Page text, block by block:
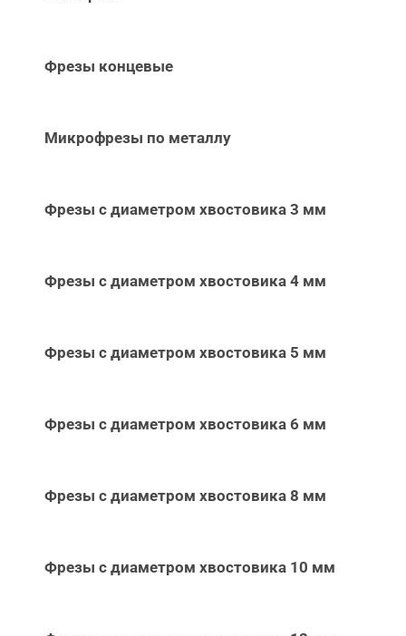
Фрезы концевые
Микрофрезы по металлу
Фрезы с диаметром хвостовика 3 мм
Фрезы с диаметром хвостовика 4 мм
Фрезы с диаметром хвостовика 5 мм
Фрезы с диаметром хвостовика 6 мм
Фрезы с диаметром хвостовика 8 мм
Фрезы с диаметром хвостовика 10 мм